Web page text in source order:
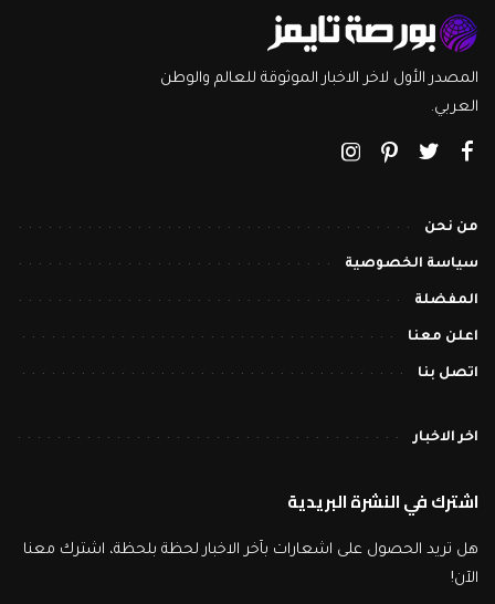
المصدر الأول لاخر الاخبار الموثوقة للعالم والوطن
العربي.
من نحن
سياسة الخصوصية
المفضلة
اعلن معنا
اتصل بنا
اخر الاخبار
اشترك في النشرة البريدية
هل تريد الحصول على اشعارات بآخر الاخبار لحظة بلحظة، اشترك معنا
الآن!